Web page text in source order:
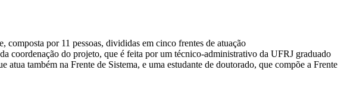
composta por 11 pessoas, divididas em cinco frentes de atuação
coordenação do projeto, que é feita por um técnico-administrativo da UFRJ graduado
também na Frente de Sistema, e uma estudante de doutorado, que compõe a Frente